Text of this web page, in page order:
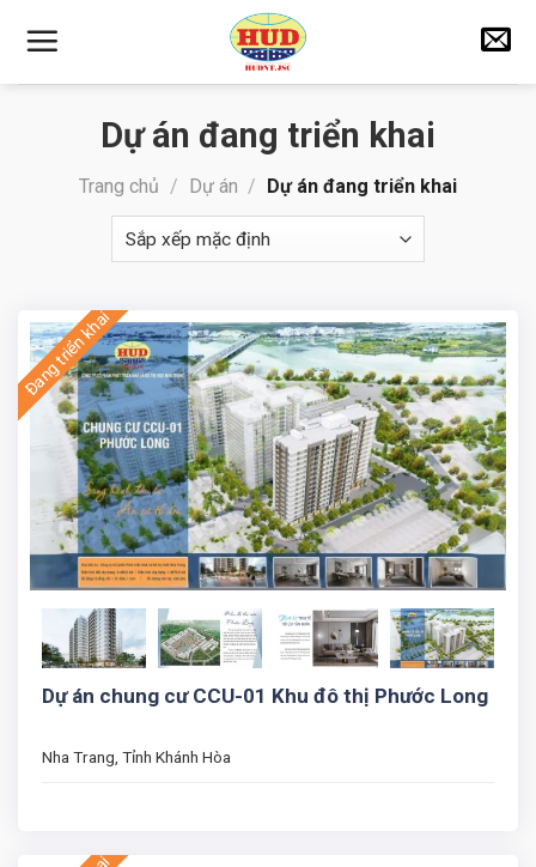
Dự án đang triển khai
Trang chủ / Dự án / Dự án đang triển khai
Đang triển khai
Dự án chung cư CCU-01 Khu đô thị Phước Long
Nha Trang, Tỉnh Khánh Hòa